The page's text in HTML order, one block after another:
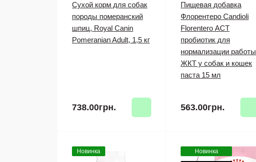
Сухой корм для собак
породы померанский
шпиц, Royal Canin
Pomeranian Adult, 1,5 кг
738.00грн.
Пищевая добавка
Флорентеро Candioli
Florentero АСТ
пробиотик для
нормализации работы
ЖКТ у собак и кошек
паста 15 мл
563.00грн.
Новинка Новинка